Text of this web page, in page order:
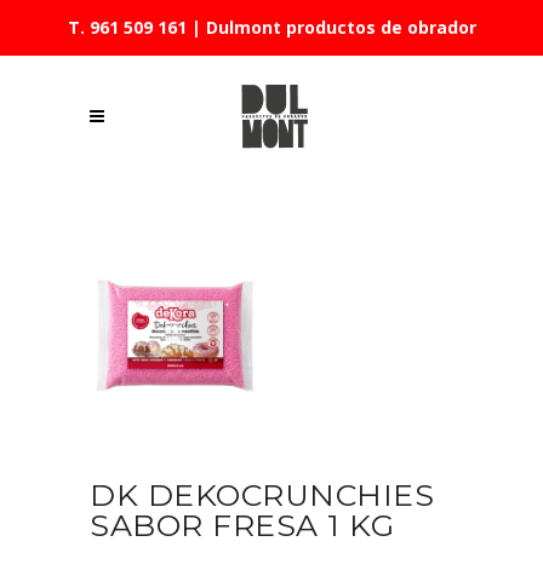
T. 961 509 161 | Dulmont productos de obrador
DK DEKOCRUNCHIES
SABOR FRESA 1 KG